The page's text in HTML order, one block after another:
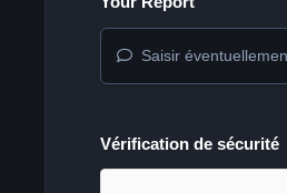
Saisir
Vérification de sécurité